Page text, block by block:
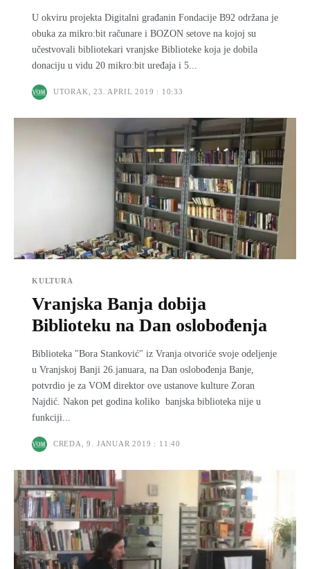
U okviru projekta Digitalni građanin Fondacije B92 održana je
obuka za mikro:bit računare i BOZON setove na kojoj su
učestvovali bibliotekari vranjske Biblioteke koja je dobila
donaciju u vidu 20 mikro:bit uređaja i 5...
UTORAK, 23. APRIL 2019 : 10:33
KULTURA
Vranjska Banja dobija
Biblioteku na Dan oslobođenja
Biblioteka "Bora Stanković" iz Vranja otvoriće svoje odeljenje
u Vranjskoj Banji 26.januara, na Dan oslobođenja Banje,
potvrdio je za VOM direktor ove ustanove kulture Zoran
Najdić. Nakon pet godina koliko banjska biblioteka nije u
funkciji...
CREDA, 9. JANUAR 2019 : 11:40